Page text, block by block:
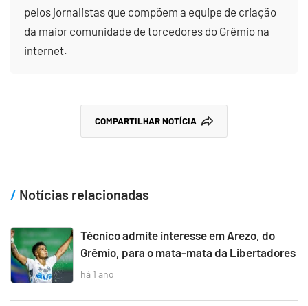
pelos jornalistas que compõem a equipe de criação
da maior comunidade de torcedores do Grêmio na
internet.
COMPARTILHAR NOTÍCIA
Notícias relacionadas
Técnico admite interesse em Arezo, do
Grêmio, para o mata-mata da Libertadores
há 1 ano